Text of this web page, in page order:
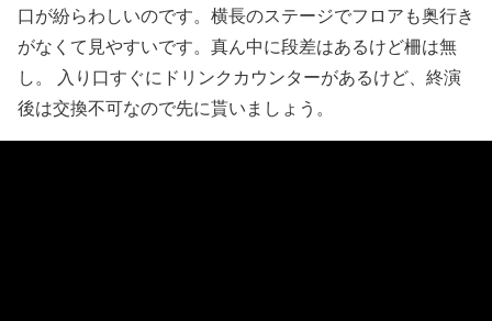
口が紛らわしいのです。横長のステージでフロアも奥行き
がなくて見やすいです。真ん中に段差はあるけど柵は無
し。 入り口すぐにドリンクカウンターがあるけど、終演
後は交換不可なので先に貰いましょう。